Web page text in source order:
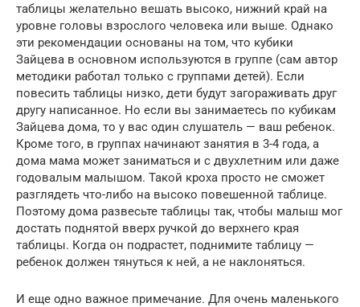
таблицы желательно вешать высоко, нижний край на
уровне головы взрослого человека или выше. Однако
эти рекомендации основаны на том, что кубики
Зайцева в основном используются в группе (сам автор
методики работал только с группами детей). Если
повесить таблицы низко, дети будут загораживать друг
другу написанное. Но если вы занимаетесь по кубикам
Зайцева дома, то у вас один слушатель — ваш ребенок.
Кроме того, в группах начинают занятия в 3-4 года, а
дома мама может заниматься и с двухлетним или даже
годовалым малышом. Такой кроха просто не сможет
разглядеть что-либо на высоко повешенной таблице.
Поэтому дома развесьте таблицы так, чтобы малыш мог
достать поднятой вверх ручкой до верхнего края
таблицы. Когда он подрастет, поднимите таблицу —
ребенок должен тянуться к ней, а не наклоняться.
И еще одно важное примечание. Для очень маленького